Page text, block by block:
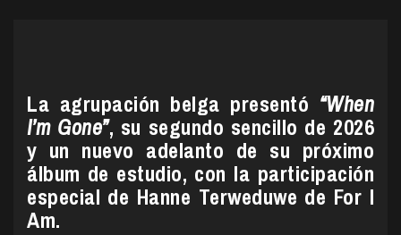
La agrupación belga presentó “When
I’m Gone”, su segundo sencillo de 2026
y un nuevo adelanto de su próximo
álbum de estudio, con la participación
especial de Hanne Terweduwe de For I
Am.